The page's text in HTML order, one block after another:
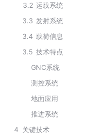
3.2 运载系统
3.3 发射系统
3.4 载荷信息
3.5 技术特点
GNC系统
测控系统
地面应用
推进系统
4 关键技术